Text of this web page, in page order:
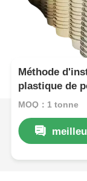
Méthode
plastique de
les systèmes
MOQ：1 tonne